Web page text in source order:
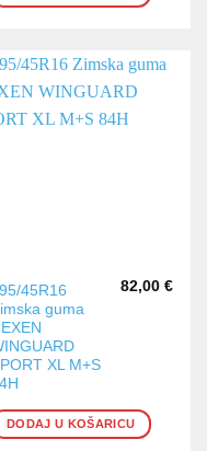
45R16
guma
XL M+S
82,00 €
DODAJ U KOŠARICU